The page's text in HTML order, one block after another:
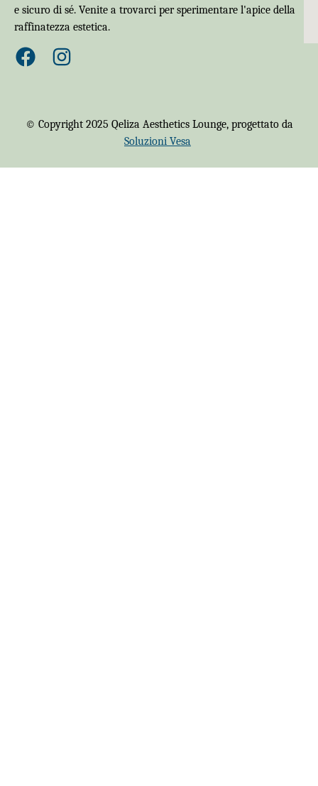
e sicuro di sé. Venite a trovarci per sperimentare l'apice della
raffinatezza estetica.
© Copyright 2025 Qeliza Aesthetics Lounge, progettato da
Soluzioni Vesa